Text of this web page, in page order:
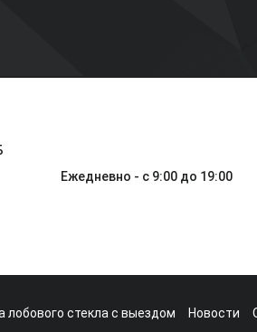
Ежедневно - с 9:00 до 19:00
лобового стекла с выездом Новости